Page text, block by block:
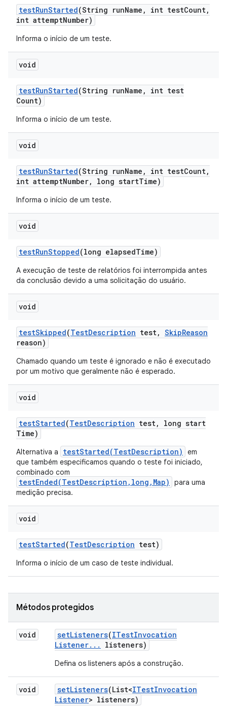
testRunStarted(String runName , int testCount,
int attemptNumber)
Informa o início de um teste.
void
testRunStarted(String runName ,
int test
Count)
Informa o início de um teste.
void
testRunStarted(String runName , int testCount,
int attemptNumber, long startTime)
Informa o início de um teste.
void
testRunStopped(long elapsedTime)
A execução de teste de relatórios foi interrompida antes
da conclusão devido a uma solicitação do usuário.
void
testSkipped(TestDescription test, SkipReason
reason)
Chamado quando um teste é ignorado e não é executado
por um motivo que geralmente não é esperado.
void
testStarted(TestDescription test,
long start
Time)
Alternativa a testStarted(TestDescription)
em
que também especificamos quando o teste foi iniciado,
combinado com
testEnded(TestDescription,long,Map)
para uma
medição precisa.
void
testStarted(TestDescription test)
Informa o início de um caso de teste individual.
Métodos protegidos
void setListeners(ITestInvocation
Listener. . . listeners)
Defina os listeners após a construção.
void setListeners(List<ITestInvocation
Listener> listeners)